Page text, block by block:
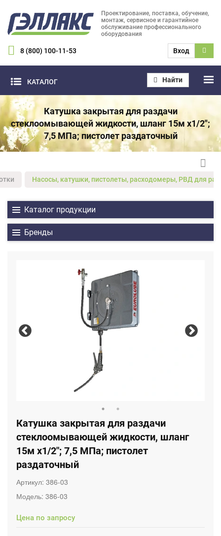
Проектирование, поставка, обучение,
монтаж, сервисное и гарантийное
обслуживание профессионального
оборудования
8 (800) 100-11-53 Вход
КАТАЛОГ Найти
Катушка закрытая для раздачи
стеклоомывающей жидкости, шланг 15м х1/2";
7,5 МПа; пистолет раздаточный
Насосы, катушки, пистолеты, расходомеры, РВД для
Каталог продукции
Бренды
Катушка закрытая для раздачи
стеклоомывающей жидкости, шланг
15м х1/2"; 7,5 МПа; пистолет
раздаточный
Артикул: 386-03
Модель: 386-03
Цена по запросу